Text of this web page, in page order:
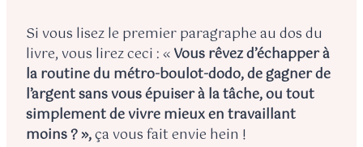
Si vous lisez le premier paragraphe au dos du
livre, vous lirez ceci : «Vous rêvez d’échapper à
la routine du métro-boulot-dodo, de gagner de
l’argent sans vous épuiser à la tâche, ou tout
simplement de vivre mieux en travaillant
moins ? »,ça vous fait envie hein !